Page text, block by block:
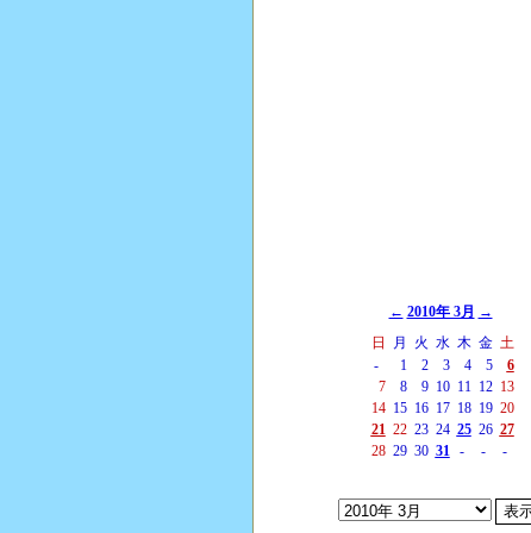
← 2010年 3月 →
日
月 火 水 木 金 土
-
1 2 3 4 5
6
7
8 9 10 11 12 13
14 15 16 17 18 19 20
21 22 23 24 25 26 27
28 29 30 31 - - -